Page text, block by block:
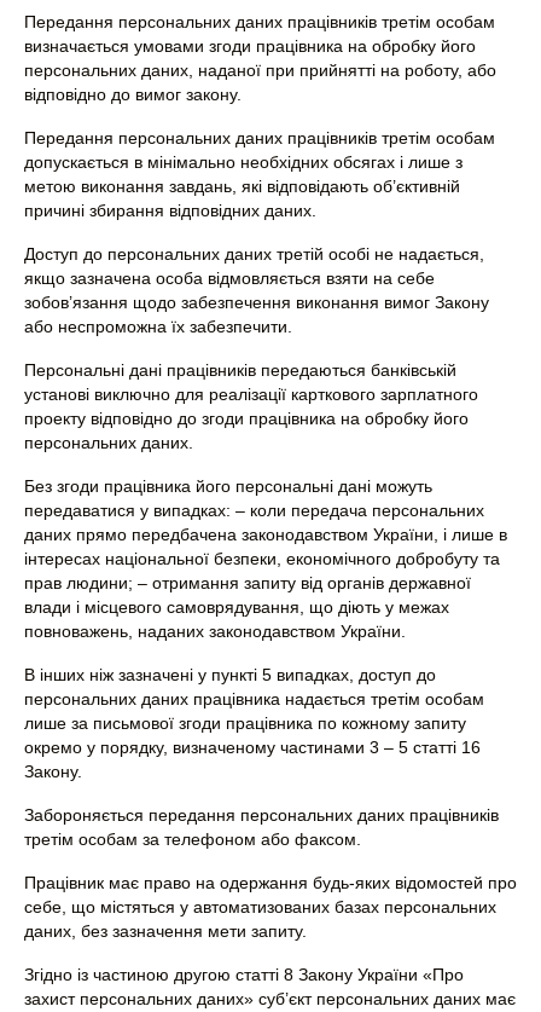
Передання персональних даних працівників третім особам
визначається умовами згоди працівника на обробку його
персональних даних, наданої при прийнятті на роботу, або
відповідно до вимог закону.
Передання персональних даних працівників третім особам
допускається в мінімально необхідних обсягах і лише з
метою виконання завдань, які відповідають об’єктивній
причині збирання відповідних даних.
Доступ до персональних даних третій особі не надається,
якщо зазначена особа відмовляється взяти на себе
зобов’язання щодо забезпечення виконання вимог Закону
або неспроможна їх забезпечити.
Персональні дані працівників передаються банківській
установі виключно для реалізації карткового зарплатного
проекту відповідно до згоди працівника на обробку його
персональних даних.
Без згоди працівника його персональні дані можуть
передаватися у випадках: – коли передача персональних
даних прямо передбачена законодавством України, і лише в
інтересах національної безпеки, економічного добробуту та
прав людини; – отримання запиту від органів державної
влади і місцевого самоврядування, що діють у межах
повноважень, наданих законодавством України.
В інших ніж зазначені у пункті 5 випадках, доступ до
персональних даних працівника надається третім особам
лише за письмової згоди працівника по кожному запиту
окремо у порядку, визначеному частинами 3 – 5 статті 16
Закону.
Забороняється передання персональних даних працівників
третім особам за телефоном або факсом.
Працівник має право на одержання будь-яких відомостей про
себе, що містяться у автоматизованих базах персональних
даних, без зазначення мети запиту.
Згідно із частиною другою статті 8 Закону України «Про
захист персональних даних» суб’єкт персональних даних має